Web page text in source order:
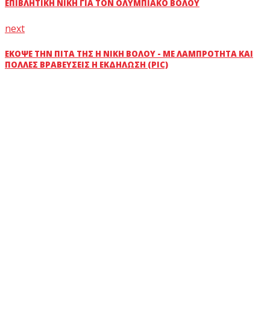
ΕΠΙΒΛΗΤΙΚΉ ΝΊΚΗ ΓΙΑ ΤΟΝ ΟΛΥΜΠΙΑΚΌ ΒΌΛΟΥ
next
ΈΚΟΨΕ ΤΗΝ ΠΊΤΑ ΤΗΣ Η ΝΊΚΗ ΒΌΛΟΥ - ΜΕ ΛΑΜΠΡΌΤΗΤΑ ΚΑΙ
ΠΟΛΛΈΣ ΒΡΑΒΕΎΣΕΙΣ Η ΕΚΔΉΛΩΣΗ (PIC)